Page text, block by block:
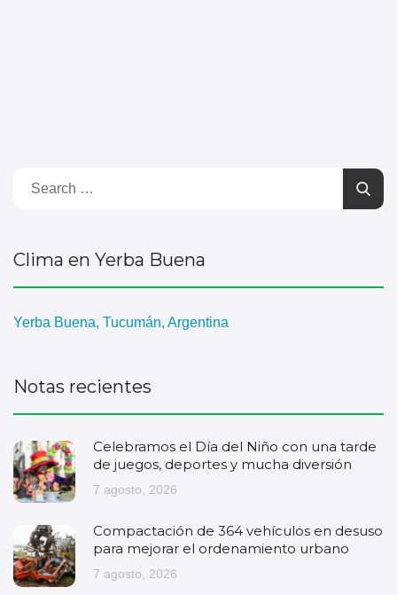
Clima en Yerba Buena
Yerba Buena, Tucumán, Argentina
Notas recientes
Celebramos el Día del Niño con una tarde
de juegos, deportes y mucha diversión
7 agosto, 2026
Compactación de 364 vehículos en desuso
para mejorar el ordenamiento urbano
7 agosto, 2026